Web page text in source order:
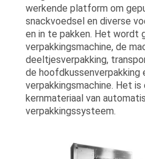
werkende platform om
snackvoedsel en diverse
en in te pakken. Het wordt
verpakkingsmachine, de
deeltjesverpakking,
de
verpakkingsmachine. Het is
kernmateriaal van
verpakkingssysteem.